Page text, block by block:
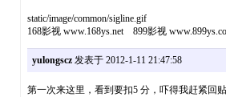
static/image/common/sigline.gif
168影视 www.168ys.net 899影视
yulongscz发表于 2012-1-11 21:47:58
第一次来这里，看到要扣5 分，吓得我赶紧回